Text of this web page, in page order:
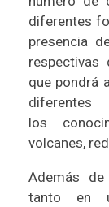
diferentes
presencia
respectivas
que pondrá
los
volcanes,
Además
tanto en